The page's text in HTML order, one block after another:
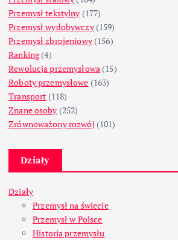
Przemysł tekstylny (177)
Przemysł wydobywczy(159)
Przemysł zbrojeniowy(156)
Ranking(4)
Rewolucja przemysłowa (15)
Roboty przemysłowe (163)
Transport (118)
Znane osoby (252)
Zrównoważony rozwój (101)
Działy
Działy
Przemysł na świecie
Przemysł w Polsce
Historia przemysłu